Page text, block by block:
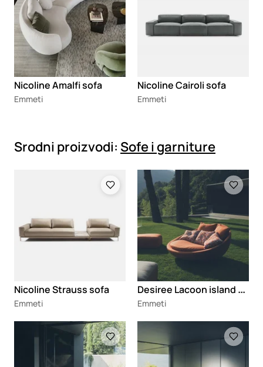
Nicoline Amalfi sofa
Emmeti
Nicoline Cairoli sofa
Emmeti
Srodni proizvodi: Sofe i garniture
Nicoline Strauss sofa
Emmeti
Loading
D
esiree Lacoon island sofa
Emmeti
Loading